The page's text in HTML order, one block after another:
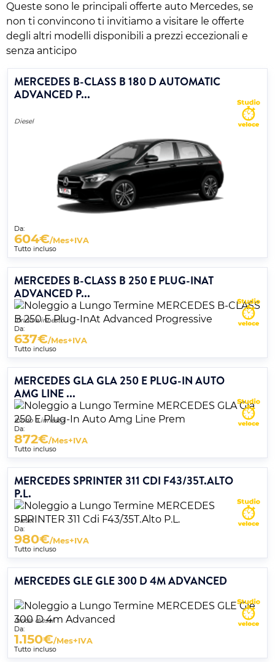
Queste sono le principali offerte auto Mercedes, se
non ti convincono ti invitiamo a visitare le offerte
degli altri modelli disponibili a prezzi eccezionali e
senza anticipo
MERCEDES B-CLASS B 180 D AUTOMATIC
ADVANCED P...
Diesel
Da:
604€/Mes+IVA
Tutto incluso
MERCEDES B-CLASS B 250 E PLUG-INAT
ADVANCED P...
Ibrido a innesto
Da:
637€/Mes+IVA
Tutto incluso
MERCEDES GLA GLA 250 E PLUG-IN AUTO
AMG LINE ...
Ibrido a innesto
Da:
872€/Mes+IVA
Tutto incluso
MERCEDES SPRINTER 311 CDI F43/35T.ALTO
P.L.
Diesel
Da:
980€/Mes+IVA
Tutto incluso
MERCEDES GLE GLE 300 D 4M ADVANCED
Ibrido diesel
Da:
1.150€/Mes+IVA
Tutto incluso